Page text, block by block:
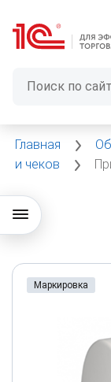
Главная
и чеков
Маркировка